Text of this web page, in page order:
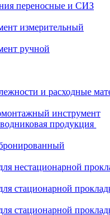
переносные и СИЗ
измерительный
ручной
и расходные
инструмент
продукция
нестационарной
стационарной
стационарной